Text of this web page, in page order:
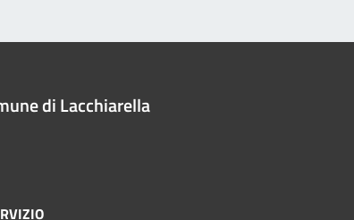
di Lacchiarella